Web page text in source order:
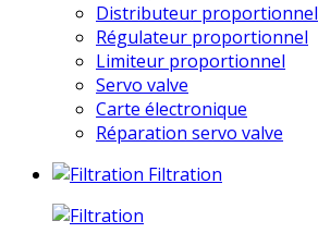
Distributeur proportionnel
Régulateur proportionnel
Limiteur proportionnel
Servo valve
Carte électronique
Réparation servo valve
Filtration